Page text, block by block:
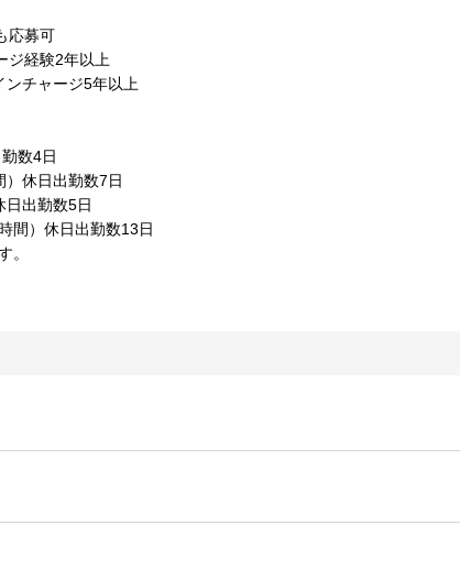
応募可
ジ経験2年以上
チャージ5年以上
数4日
休日出勤数7日
出勤数5日
間）休日出勤数13日
。